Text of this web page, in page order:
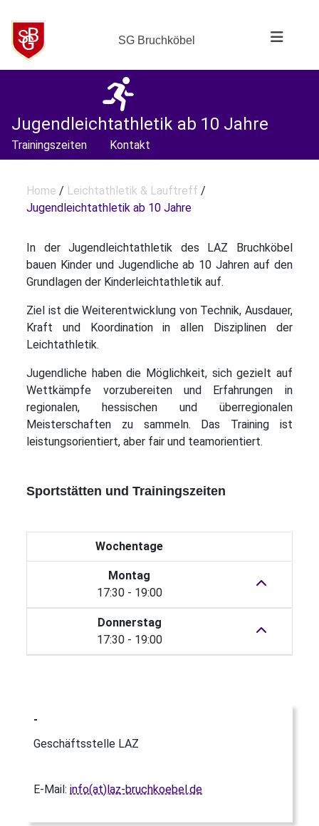
SG Bruchköbel
Jugendleichtathletik ab 10 Jahre
Trainingszeiten Kontakt
Home/ Leichtathletik & Lauftreff/
Jugendleichtathletik ab 10 Jahre
In der Jugendleichtathletik des LAZ Bruchköbel
bauen Kinder und Jugendliche ab 10 Jahren auf den
Grundlagen der Kinderleichtathletik auf.
Ziel ist die Weiterentwicklung von Technik, Ausdauer,
Kraft und Koordination in allen Disziplinen der
Leichtathletik.
Jugendliche haben die Möglichkeit, sich gezielt auf
Wettkämpfe vorzubereiten und Erfahrungen in
regionalen, hessischen und überregionalen
Meisterschaften zu sammeln. Das Training ist
leistungsorientiert, aber fair und teamorientiert.
Sportstätten und Trainingszeiten
Wochentage
Montag
17:30 - 19:00
Donnerstag
17:30 - 19:00
-
Geschäftsstelle LAZ
E-Mail:info(at)laz-bruchkoebel.de